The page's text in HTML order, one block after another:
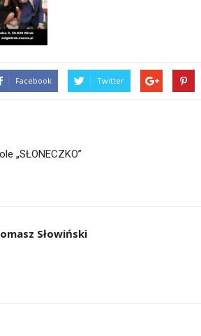
Facebook Twitter
„SŁONECZKO”
Słowiński